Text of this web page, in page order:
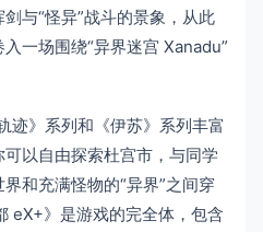
与“怪异”战斗的景象，从此
一场围绕“异界迷宫 Xanadu”
迹》系列和《伊苏》系列丰富
以自由探索杜宫市，与同学
和充满怪物的“异界”之间穿
eX+》是游戏的完全体，包含